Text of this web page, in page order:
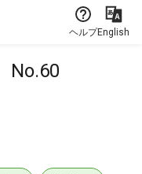
ヘルプEnglish
No.60